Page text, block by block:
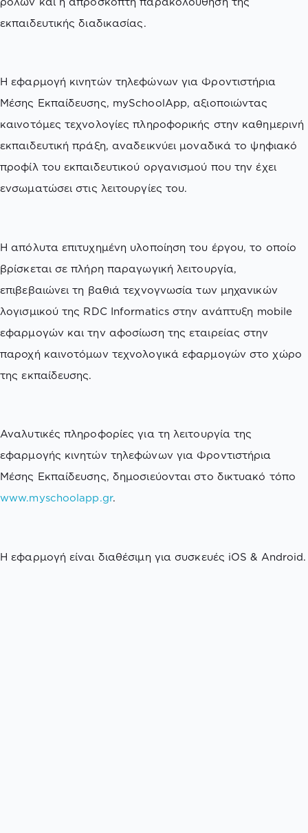
εκπαιδευτικής διαδικασίας.
Η εφαρμογή κινητών τηλεφώνων για Φροντιστήρια
Μέσης Εκπαίδευσης, mySchoolApp, αξιοποιώντας
καινοτόμες τεχνολογίες πληροφορικής στην καθημερινή
εκπαιδευτική πράξη, αναδεικνύει μοναδικά το ψηφιακό
προφίλ του εκπαιδευτικού οργανισμού που την έχει
ενσωματώσει στις λειτουργίες του.
Η απόλυτα επιτυχημένη υλοποίηση του έργου, το οποίο
βρίσκεται σε πλήρη παραγωγική λειτουργία,
επιβεβαιώνει τη βαθιά τεχνογνωσία των μηχανικών
λογισμικού της RDC Informatics στην ανάπτυξη mobile
εφαρμογών και την αφοσίωση της εταιρείας στην
παροχή καινοτόμων τεχνολογικά εφαρμογών στο χώρο
της εκπαίδευσης.
Αναλυτικές πληροφορίες για τη λειτουργία της
εφαρμογής κινητών τηλεφώνων για Φροντιστήρια
Μέσης Εκπαίδευσης, δημοσιεύονται στο δικτυακό τόπο
www.myschoolapp.gr.
Η εφαρμογή είναι διαθέσιμη για συσκευές iOS & Android.